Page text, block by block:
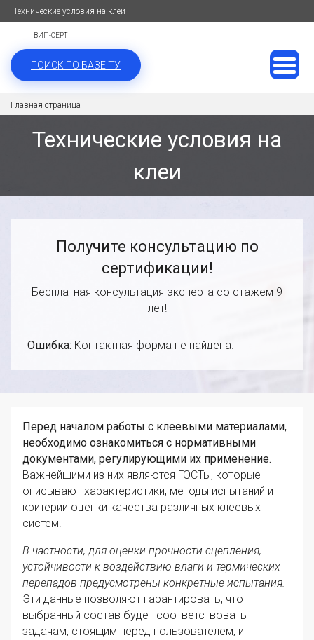
Технические условия на клеи
ВИП-СЕРТ
ПОИСК ПО БАЗЕ ТУ
Главная страница
Технические условия на
клеи
Получите консультацию по
сертификации!
Бесплатная консультация эксперта со стажем 9
лет!
Ошибка: Контактная форма не найдена.
Перед началом работы с клеевыми материалами,
необходимо ознакомиться с нормативными
документами, регулирующими их применение.
Важнейшими из них являются ГОСТы, которые
описывают характеристики, методы испытаний и
критерии оценки качества различных клеевых
систем.
В частности, для оценки прочности сцепления,
устойчивости к воздействию влаги и термических
перепадов предусмотрены конкретные испытания.
Эти данные позволяют гарантировать, что
выбранный состав будет соответствовать
задачам, стоящим перед пользователем, и